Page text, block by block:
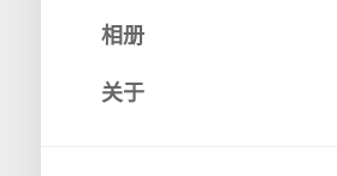
相册
关于